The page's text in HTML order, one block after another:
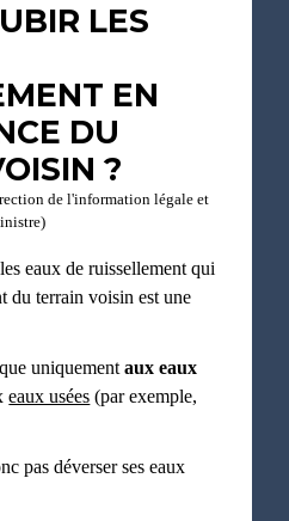
LES
EN
DU
?
de l'information légale et
eaux de ruissellement qui
du terrain voisin est une
uniquementaux eaux
eaux usées (par exemple,
pas déverser ses eaux